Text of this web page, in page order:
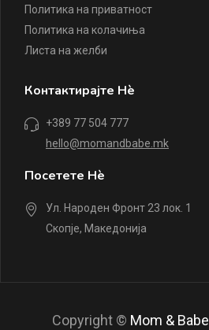
Политика на приватност
Политика на колачиња
Листа на желби
Контактирајте Нè
+389 77 504 777
hello@momandbabe.mk
Посетете Нè
Ул. Народен Фронт 23 лок. 1
Скопје, Македонија
Copyright © Mom & Babe